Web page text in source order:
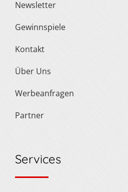
Newsletter
Gewinnspiele
Kontakt
Über Uns
Werbeanfragen
Partner
Services